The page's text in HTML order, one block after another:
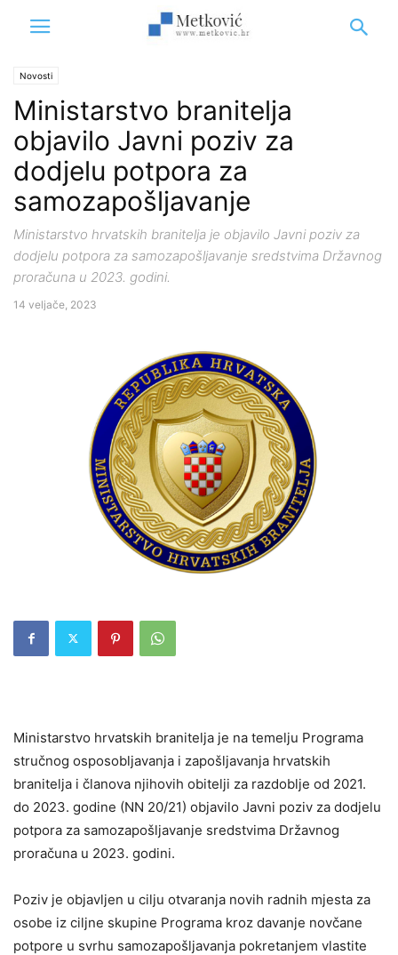
Novosti
Ministarstvo branitelja
objavilo Javni poziv za
dodjelu potpora za
samozapošljavanje
Ministarstvo hrvatskih branitelja je objavilo Javni poziv za
dodjelu potpora za samozapošljavanje sredstvima Državnog
proračuna u 2023. godini.
14 veljače, 2023
Ministarstvo hrvatskih branitelja je na temelju Programa
stručnog osposobljavanja i zapošljavanja hrvatskih
branitelja i članova njihovih obitelji za razdoblje od 2021.
do 2023. godine (NN 20/21) objavilo Javni poziv za dodjelu
potpora za samozapošljavanje sredstvima Državnog
proračuna u 2023. godini.
Poziv je objavljen u cilju otvaranja novih radnih mjesta za
osobe iz ciljne skupine Programa kroz davanje novčane
potpore u svrhu samozapošljavanja pokretanjem vlastite